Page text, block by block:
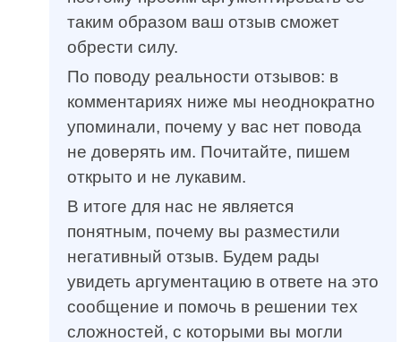
таким образом ваш отзыв сможет
обрести силу.
По поводу реальности отзывов: в
комментариях ниже мы неоднократно
упоминали, почему у вас нет повода
не доверять им. Почитайте, пишем
открыто и не лукавим.
В итоге для нас не является
понятным, почему вы разместили
негативный отзыв. Будем рады
увидеть аргументацию в ответе на это
сообщение и помочь в решении тех
сложностей, с которыми вы могли